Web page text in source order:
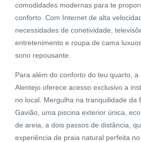
comodidades modernas para te
conforto. Com Internet de alta
necessidades de conetividade,
entretenimento e roupa de cama
sono repousante.
Para além do conforto do teu quarto, a
Alentejo oferece acesso exclusivo a
no local. Mergulha na tranquilidade da
Gavião, uma piscina exterior única,
de areia, a dois passos de distância,
experiência de praia natural perfeita no